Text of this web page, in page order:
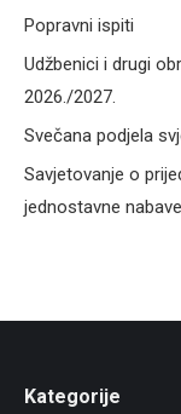
Popravni ispiti
Udžbenici i drugi
2026./2027.
Svečana podjela
Savjetovanje o
jednostavne nabave
Kategorije